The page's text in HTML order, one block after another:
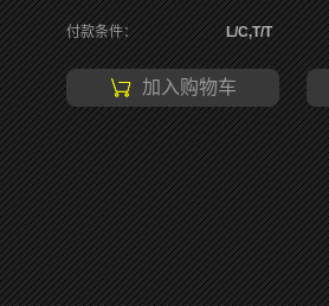
付款条件： L/C,T/T
加入购物车